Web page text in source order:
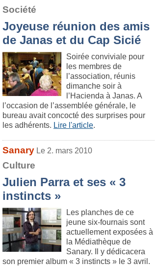
Société
Joyeuse réunion des amis
de Janas et du Cap Sicié
Soirée conviviale pour
les membres de
l’association, réunis
dimanche soir à
l’Hacienda à Janas. A
l’occasion de l’assemblée générale, le
bureau avait concocté des surprises pour
les adhérents. Lire l'article.
Sanary Le 2. mars 2010
Culture
Julien Parra et ses « 3
instincts »
Les planches de ce
jeune six-fournais sont
actuellement exposées à
la Médiathèque de
Sanary. Il y dédicacera
son premier album « 3 instincts » le 3 avril.